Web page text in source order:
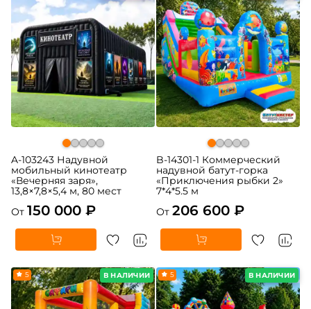
A-103243 Надувной
мобильный кинотеатр
«Вечерняя заря»,
13,8×7,8×5,4 м, 80 мест
От 150 000 ₽
B-14301-1 Коммерческий
надувной батут-горка
«Приключения рыбки 2»
7*4*5.5 м
От 206 600 ₽
В НАЛИЧИИ
5 В НАЛИЧИИ
5